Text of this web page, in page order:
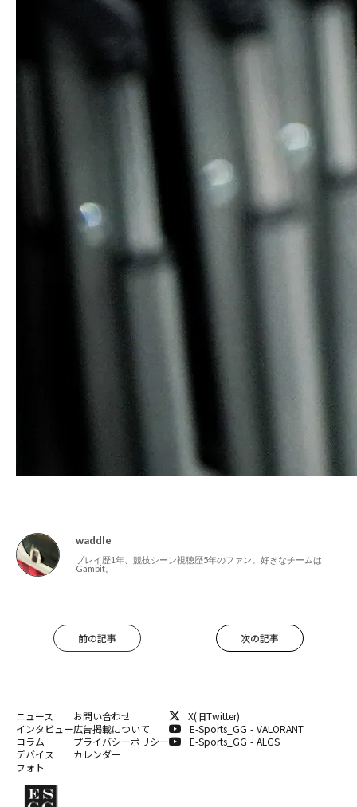
waddle
プレイ歴1年、競技シーン視聴歴5年のファン。好きなチームは
Gambit。
前の記事 次の記事
ニュース
インタビュー
コラム
デバイス
フォト
お問い合わせ
広告掲載について
プライバシーポリシー
カレンダー
X(旧Twitter)
E-Sports_GG - VALORANT
E-Sports_GG - ALGS